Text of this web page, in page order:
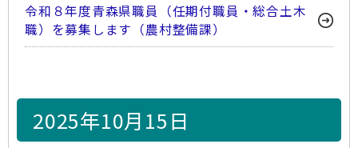
令和８年度青森県職員（任期付職員・総合土木
職）を募集します（農村整備課）
2025年10月15日